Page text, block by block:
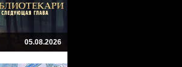
05.08.2026